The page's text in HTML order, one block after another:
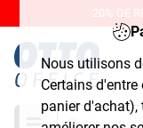
Nous utilisons
Certains
panier d'achat),
20% DE
Chercher